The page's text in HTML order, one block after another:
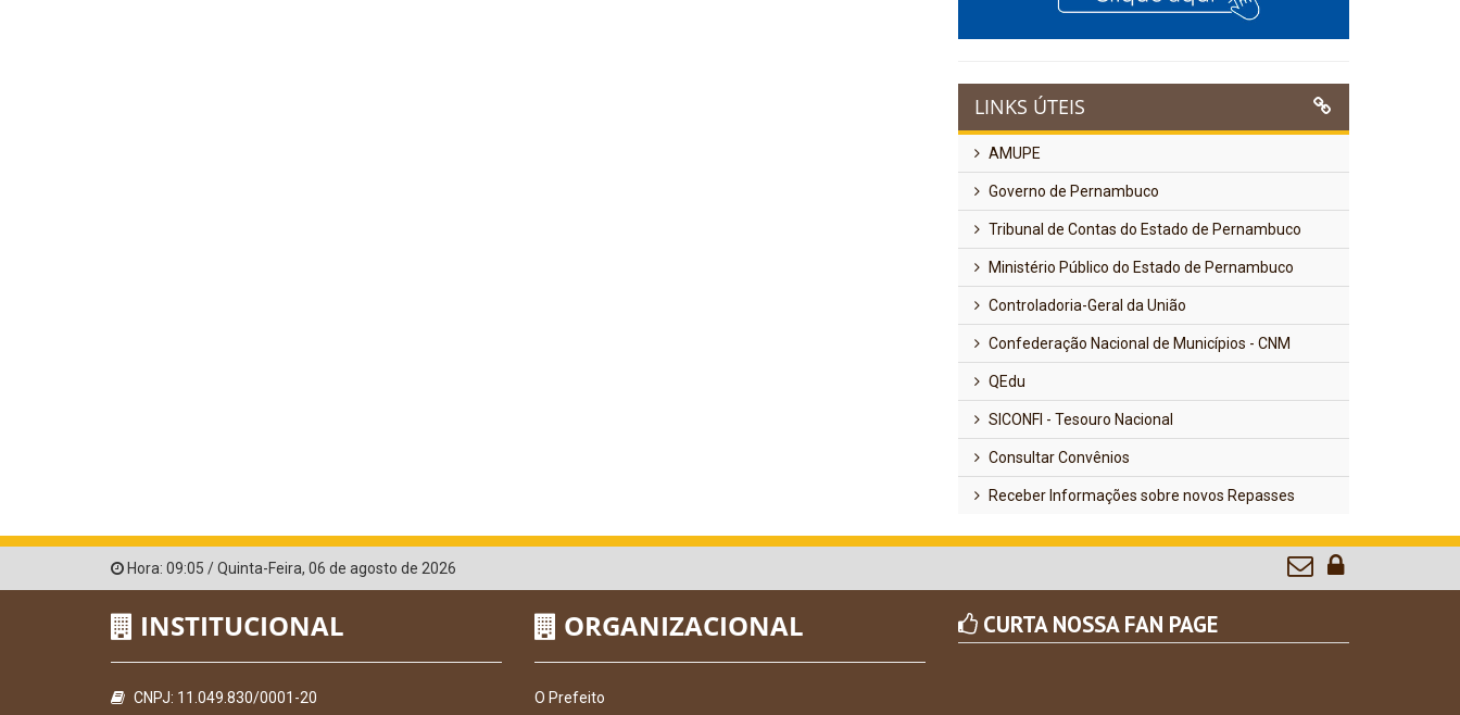
LINKS ÚTEIS
AMUPE
Governo de Pernambuco
Tribunal de Contas do Estado de Pernambuco
Ministério Público do Estado de Pernambuco
Controladoria-Geral da União
Confederação Nacional de Municípios - CNM
QEdu
SICONFI - Tesouro Nacional
Consultar Convênios
Receber Informações sobre novos Repasses
Hora: 09:05 /Quinta-Feira, 06 de agosto de 2026
INSTITUCIONAL
CNPJ: 11.049.830/0001-20
ORGANIZACIONAL
O Prefeito
CURTA NOSSA FAN PAGE